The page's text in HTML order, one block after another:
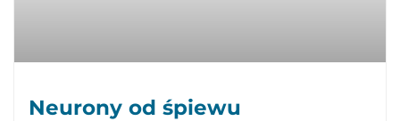
Neurony od śpiewu